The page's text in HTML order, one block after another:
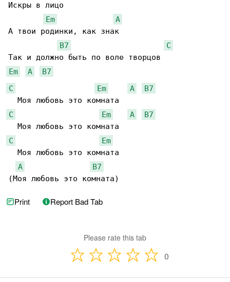
Искры в лицо
Em
A
А твои родинки, как знак
B7
C
Em
A
B7
C
Em A
B7
C
Em A
B7
C
Em
  Моя любовь это комната
A
B7
(Моя любовь это комната)
Print Report Bad Tab
Please rate this tab
0